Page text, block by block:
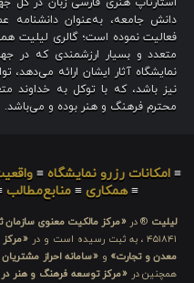
دانش جامعه، به‌عنوان دانشنامه
فعالیت نموده است؛ گالری لیلیت
متعدد و بسیار ارزشمندی که در
نمایشگاه آثار ایشان ارائه می‌دهد،
نیز باشد، که با توکل به خداوند
محترم فرهنگ و هنر بوده و می‌باشد.
≡ امکانات رزرو نمایشگاه ≡
≡همکاری ≡منابع‌مطالب
لیلیت ® در «مرکز مالکیت معنوی سازمان
۴۵۱۸۴۱ ، به ثبت رسیده است و در
«مرکز
معدن و تجارت» و «سامانه احراز
همچنین در «مرکز توسعه فرهنگ و هنر